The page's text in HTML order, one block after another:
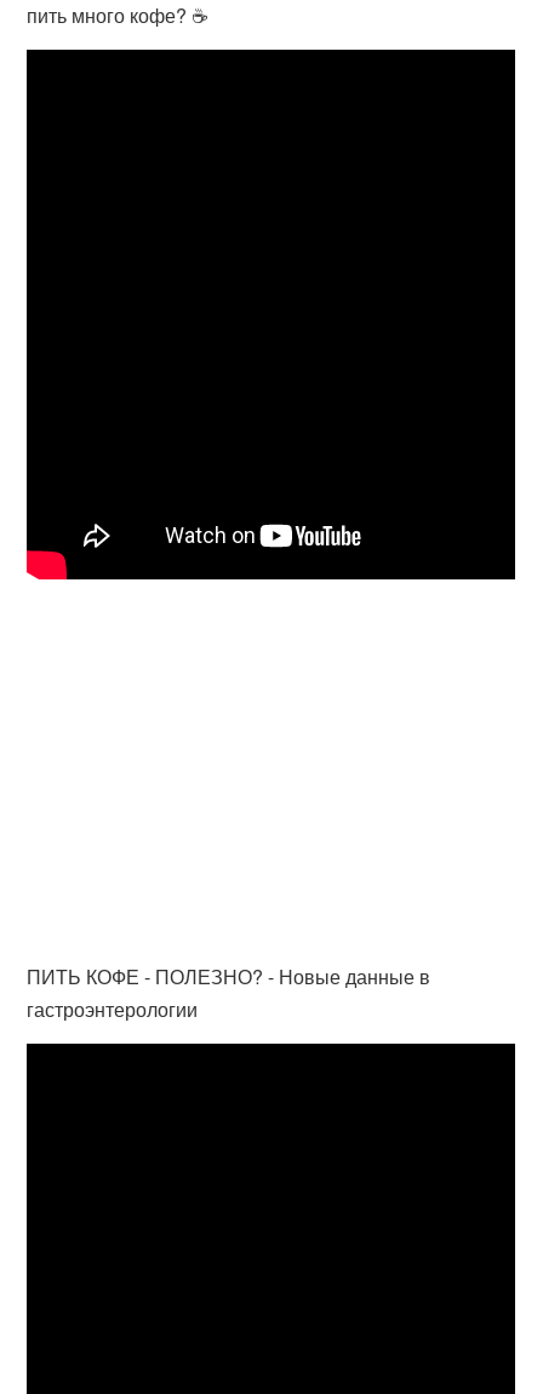
пить много кофе? ☕️
ПИТЬ КОФЕ - ПОЛЕЗНО? - Новые данные в
гастроэнтерологии